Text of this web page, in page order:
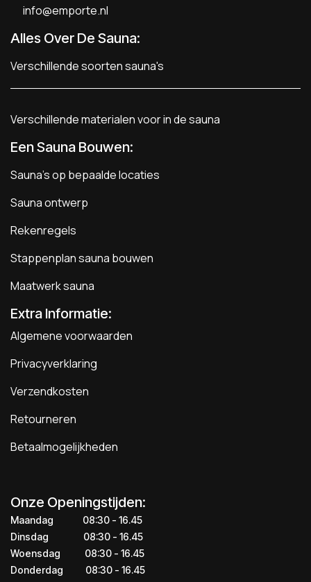
info@emporte.nl
Alles Over De Sauna:
Verschillende soorten sauna's
Verschillende materialen voor in de sauna
Een Sauna Bouwen:
Sauna's op bepaalde locaties
Sauna ontwerp
Rekenregels
Stappenplan sauna bouwen
Maatwerk sauna
Extra Informatie:
Algemene voorwaarden
Privacyverklaring
Verzendkosten
Retourneren
Betaalmogelijkheden
Onze Openingstijden:
Maandag
​​​08:30 - 16.45​
Dinsdag
​​​​08:30 - 16.45
Woensdag
​08:30 - 16.45
Donderdag
​​​​​08:30 - 16.45